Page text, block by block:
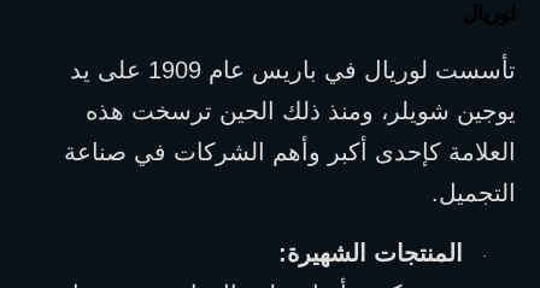
لوريال
التجميل.
· المنتجات الشهيرة: